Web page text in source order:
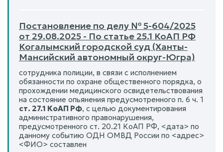
Постановление по делу № 5-604/2025
от 29.08.2025 - По статье 25.1 КоАП РФ
Когалымский городской суд (Ханты-
Мансийский автономный округ-Югра)
сотрудника полиции, в связи с исполнением
обязанности по охране общественного порядка, о
прохождении медицинского освидетельствования
на состояние опьянения предусмотренного п. 6 ч. 1
ст. 27.1 КоАП РФ, с целью документирования
административного правонарушения,
предусмотренного ст. 20.21 КоАП РФ, <дата> по
данному событию ОДН ОМВД России по <адрес>
<ФИО> составлен